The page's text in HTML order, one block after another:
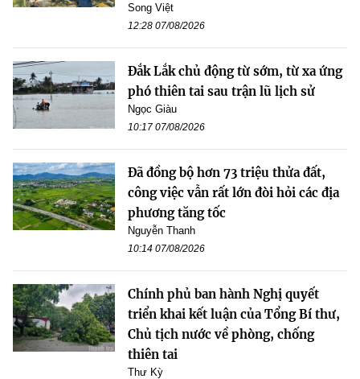
Song Việt
12:28 07/08/2026
Đắk Lắk chủ động từ sớm, từ xa ứng
phó thiên tai sau trận lũ lịch sử
Ngọc Giàu
10:17 07/08/2026
Đã đồng bộ hơn 73 triệu thửa đất,
công việc vẫn rất lớn đòi hỏi các địa
phương tăng tốc
Nguyễn Thanh
10:14 07/08/2026
Chính phủ ban hành Nghị quyết
triển khai kết luận của Tổng Bí thư,
Chủ tịch nước về phòng, chống
thiên tai
Thư Kỳ